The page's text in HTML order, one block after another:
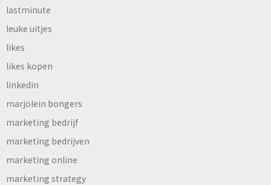
lastminute
leuke uitjes
likes
likes kopen
linkedin
marjolein bongers
marketing bedrijf
marketing bedrijven
marketing online
marketing strategy